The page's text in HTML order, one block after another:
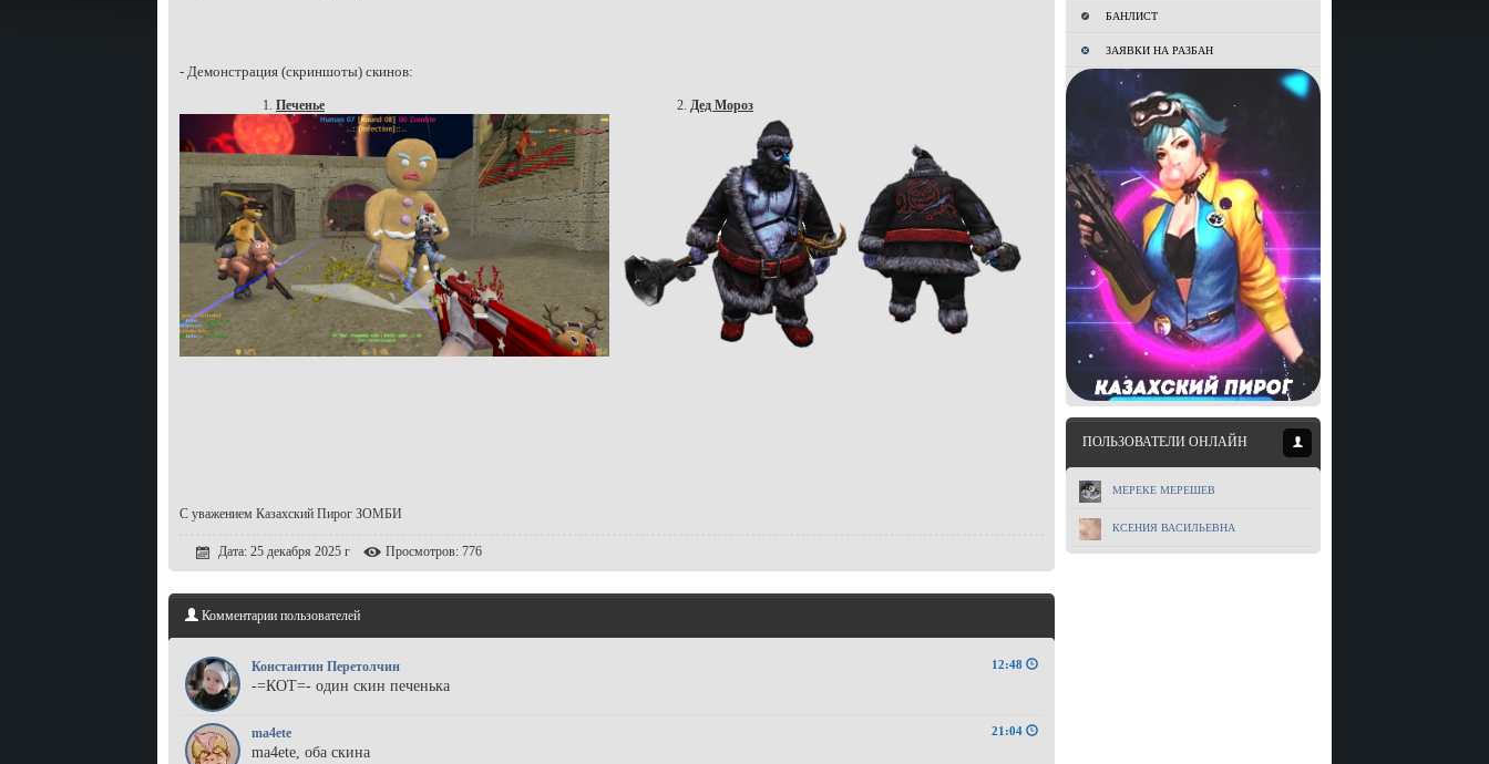
- Демонстрация (скриншоты) скинов:
1. Печенье 2. Дед Мороз
С уважением Казахский Пирог ЗОМБИ
Дата: 25 декабря 2025 г Просмотров: 776
Комментарии пользователей
Константин Перетолчин 12:48
-=КОТ=- один скин печенька
ma4ete 21:04
ma4ete, оба скина
БАНЛИСТ
ЗАЯВКИ НА РАЗБАН
ПОЛЬЗОВАТЕЛИ ОНЛАЙН
МЕРЕКЕ МЕРЕШЕВ
КСЕНИЯ ВАСИЛЬЕВНА